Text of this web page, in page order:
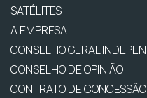
SATÉLITES
A EMPRESA
CONSELHO GERAL
CONSELHO DE OPINIÃO
CONTRATO DE